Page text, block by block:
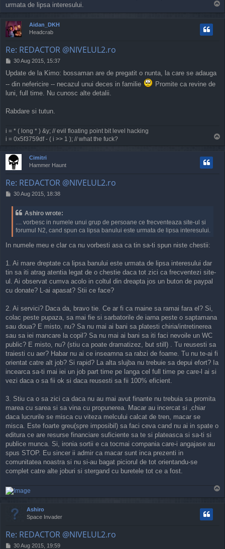
urmata de lipsa interesului.
o
Aidan_DKH
Headcrab
Re: REDACTOR @NIVELUL2.ro
P
s
t
30 Aug 2015, 15:37
Update de la Kimo: bossaman are de pregatit o nunta, la care se adauga
-- din nefericire -- necazul unui deces in familie
Promite ca revine de
luni, full time. Nu cunosc alte detalii.
Rabdare si tutun.
i = * ( long * ) &y; // evil floating point bit level hacking
i = 0x5f3759df - ( i >> 1 ); // what the fuck?
Cimitri
Hammer Haunt
Re: REDACTOR @NIVELUL2.ro
P30 Aug 2015, 18:38
Ashiro wrote:
.... vorbesc in numele unui grup de persoane ce frecventeaza site-ul si
forumul N2, cand spun ca lipsa banului este urmata de lipsa interesului.
In numele meu e clar ca nu vorbesti asa ca tin sa-ti spun niste chestii:
1. Ai mare dreptate ca lipsa banului este urmata de lipsa interesului dar
tin sa iti atrag atentia legat de o chestie daca tot zici ca frecventezi site-
ul. Ai observat cumva acolo in coltul din dreapta jos un buton de paypal
cu donate? L-ai apasat? Stii ce face?
2. Ai servici? Daca da, bravo tie. Ce ar fi ca maine sa ramai fara el? Si,
colac peste pupaza, sa mai fie si sarbatorile de iarna peste o saptamana
sau doua? E misto, nu? Sa nu mai ai bani sa platesti chiria/intretinerea
sau sa iei mancare la copil? Sa nu mai ai bani sa iti faci nevoile un WC
public? E misto, nu? (stiu ca poate dramatizez, but still) . Tu reusesti sa
traiesti cu aer? Habar nu ai ce inseamna sa rabzi de foame. Tu nu te-ai fi
orientat catre alt job? Si rapid? La alta slujba nu trebuie sa depui efort? Ia
incearca sa-ti mai iei un job part time pe langa cel full time pe care-l ai si
vezi daca o sa fii ok si daca reusesti sa fii 100% eficient.
3. Stiu ca o sa zici ca daca nu au mai avut finante nu trebuia sa promita
marea cu sarea si sa vina cu propunerea. Macar au incercat si ,chiar
daca lucrurile se misca cu viteza melcului calcat de tren, macar se
misca. Este foarte greu(spre imposibil) sa faci ceva cand nu ai in spate o
editura ce are resurse financiare suficiente sa te si plateasca si sa-ti si
publice munca. Si, ironia sortii e ca tocmai compania care-i angajase au
spus STOP. Eu sincer ii admir ca macar sunt inca prezenti in
comunitatea noastra si nu si-au bagat piciorul de tot orientandu-se
complet catre alte joburi si stergand cu buretele tot ce a fost.
o
Ashiro
Space Invader
Re: REDACTOR @NIVELUL2.ro
P30 Aug 2015, 19:59